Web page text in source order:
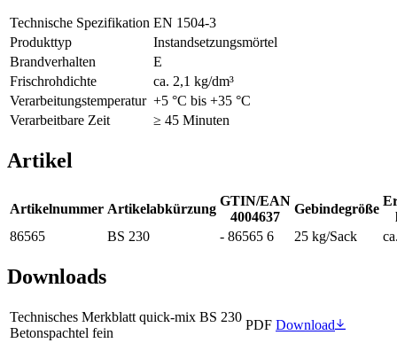
Technische Spezifikation EN 1504-3
Produkttyp
Instandsetzungsmörtel
Brandverhalten
E
Frischrohdichte
ca. 2,1 kg/dm³
Verarbeitungstemperatur +5 °C bis +35 °C
Verarbeitbare Zeit
≥ 45 Minuten
Artikel
Artikelnummer Artikelabkürzung
GTIN/EAN
4004637
Gebindegröße
86565
BS 230 - 86565 6 25 kg/Sack
Downloads
Technisches Merkblatt quick-mix BS 230
Betonspachtel fein
PDF Download